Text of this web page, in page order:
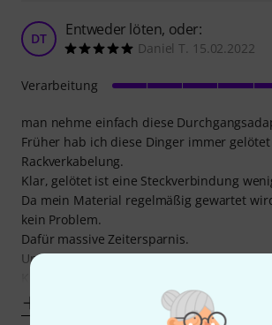
DT Entweder löten, oder:
Daniel T. 15.02.2022
man nehme einfach diese
Früher hab ich diese Dinger immer
Rackverkabelung.
Klar, gelötet ist eine Steckverbindung
Da mein Material regelmäßig gewartet
kein Problem.
Dafür massive Zeitersparnis.
Und mittlerweile kommen bei mir nur
Verarbeitung